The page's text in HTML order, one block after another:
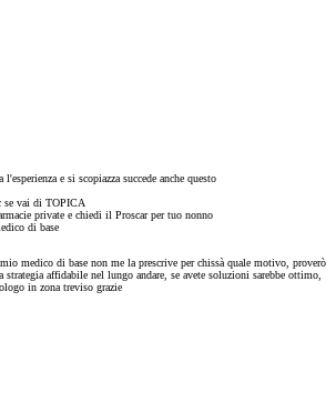
e si scopiazza succede anche questo
se vai di TOPICA
private e chiedi il Proscar per tuo nonno
di base
medico di base non me la prescrive per chissà quale motivo, proverò
strategia affidabile nel lungo andare, se avete soluzioni sarebbe ottimo,
in zona treviso grazie